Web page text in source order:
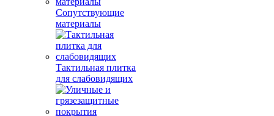
Сопутствующие
материалы
Тактильная плитка
для слабовидящих